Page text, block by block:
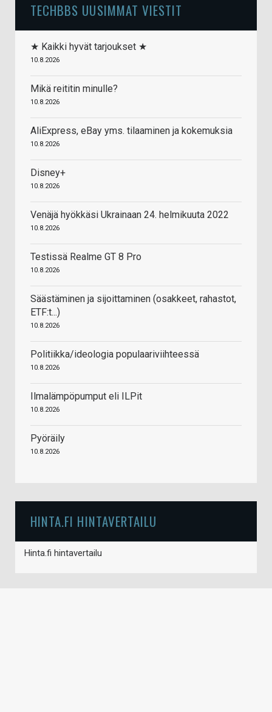
TECHBBS UUSIMMAT VIESTIT
★ Kaikki hyvät tarjoukset ★
10.8.2026
Mikä reititin minulle?
10.8.2026
AliExpress, eBay yms. tilaaminen ja kokemuksia
10.8.2026
Disney+
10.8.2026
Venäjä hyökkäsi Ukrainaan 24. helmikuuta 2022
10.8.2026
Testissä Realme GT 8 Pro
10.8.2026
Säästäminen ja sijoittaminen (osakkeet, rahastot,
ETF:t...)
10.8.2026
Politiikka/ideologia populaariviihteessä
10.8.2026
Ilmalämpöpumput eli ILPit
10.8.2026
Pyöräily
10.8.2026
HINTA.FI HINTAVERTAILU
Hinta.fi hintavertailu